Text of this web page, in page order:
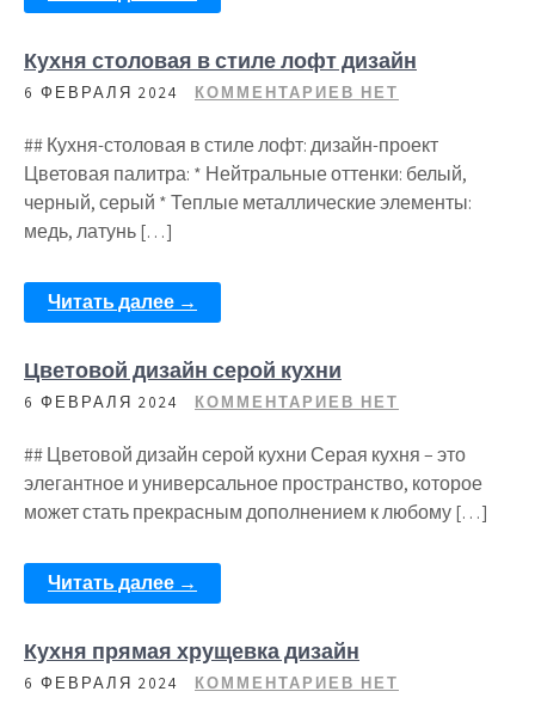
Кухня столовая в стиле лофт дизайн
6 ФЕВРАЛЯ 2024 КОММЕНТАРИЕВ НЕТ
## Кухня-столовая в стиле лофт: дизайн-проект
Цветовая палитра: * Нейтральные оттенки: белый,
черный, серый * Теплые металлические элементы:
медь, латунь […]
Читать далее →
Цветовой дизайн серой кухни
6 ФЕВРАЛЯ 2024 КОММЕНТАРИЕВ НЕТ
## Цветовой дизайн серой кухни Серая кухня – это
элегантное и универсальное пространство, которое
может стать прекрасным дополнением к любому […]
Читать далее →
Кухня прямая хрущевка дизайн
6 ФЕВРАЛЯ 2024 КОММЕНТАРИЕВ НЕТ